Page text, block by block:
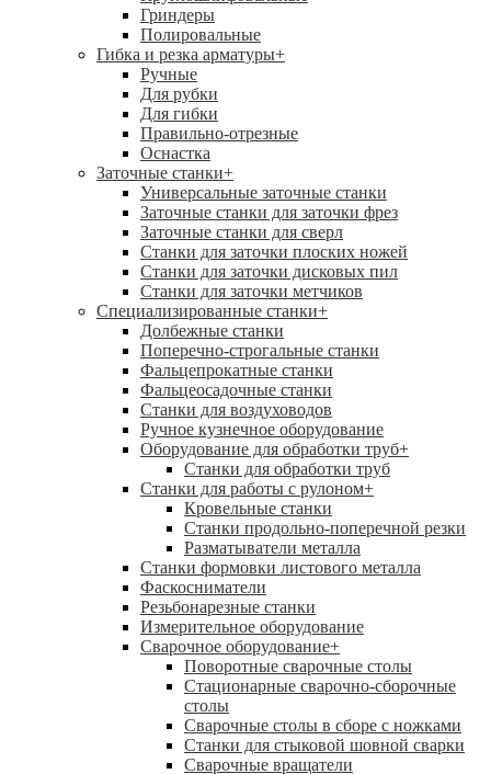
Гриндеры
Полировальные
Гибка и резка арматуры+
Ручные
Для рубки
Для гибки
Правильно-отрезные
Оснастка
Заточные станки+
Универсальные заточные станки
Заточные станки для заточки фрез
Заточные станки для сверл
Станки для заточки плоских ножей
Станки для заточки дисковых пил
Станки для заточки метчиков
Специализированные станки+
Долбежные станки
Поперечно-строгальные станки
Фальцепрокатные станки
Фальцеосадочные станки
Станки для воздуховодов
Ручное кузнечное оборудование
Оборудование для обработки труб+
Станки для обработки труб
Станки для работы с рулоном+
Кровельные станки
Станки продольно-поперечной резки
Разматыватели металла
Станки формовки листового металла
Фаскосниматели
Резьбонарезные станки
Измерительное оборудование
Сварочное оборудование+
Поворотные сварочные столы
Стационарные сварочно-сборочные
столы
Сварочные столы в сборе с ножками
Станки для стыковой шовной сварки
Сварочные вращатели